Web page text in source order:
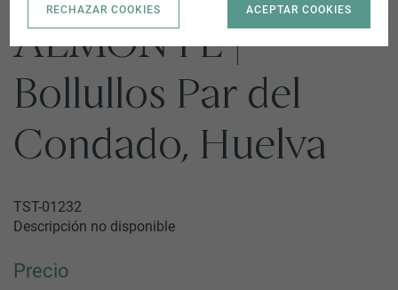
ALMONTE |
Bollullos Par del
Condado, Huelva
TST-01232
Descripción no disponible
Precio
RECHAZAR COOKIES ACEPTAR COOKIES